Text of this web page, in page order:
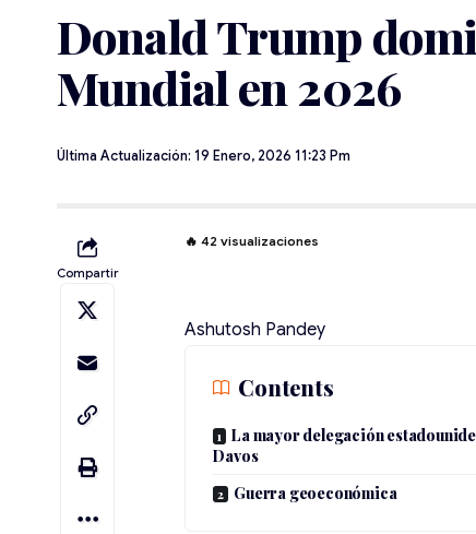
Donald Trump
Mundial en 2026
Última Actualización: 19 Enero, 2026 11:23 Pm
Compartir
🔥42 visualizaciones
Ashutosh Pandey
Contents
La mayor delegación
Davos
Guerra geoeconómica